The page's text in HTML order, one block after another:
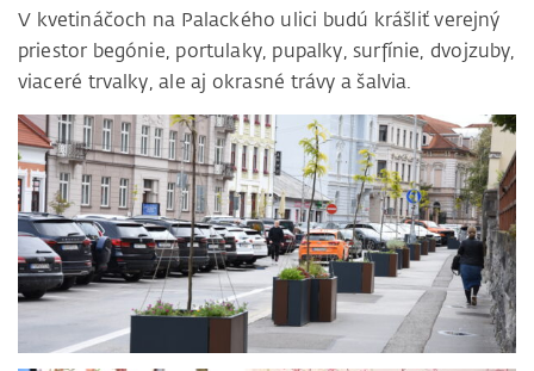
V kvetináčoch na Palackého ulici budú krášliť verejný
priestor begónie, portulaky, pupalky, surfínie, dvojzuby,
viaceré trvalky, ale aj okrasné trávy a šalvia.